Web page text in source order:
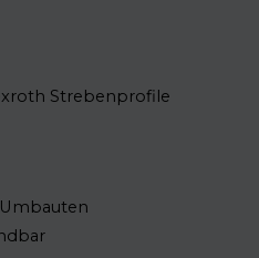
Strebenprofile